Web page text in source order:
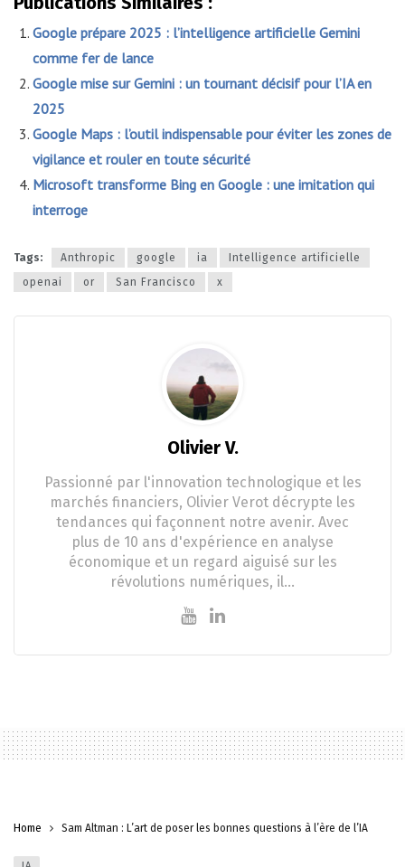
Google prépare 2025 : l’intelligence artificielle Gemini
comme fer de lance
Google mise sur Gemini : un tournant décisif pour l’IA en
2025
Google Maps : l’outil indispensable pour éviter les zones de
vigilance et rouler en toute sécurité
Microsoft transforme Bing en Google : une imitation qui
interroge
Tags: Anthropic google ia
Intelligence artificielle
openai
or San Francisco x
Olivier V.
Passionné par l'innovation technologique et les
marchés financiers, Olivier Verot décrypte les
tendances qui façonnent notre avenir. Avec
plus de 10 ans d'expérience en analyse
économique et un regard aiguisé sur les
révolutions numériques, il…
Home Sam Altman : L’art de poser les bonnes questions à l’ère de l’IA